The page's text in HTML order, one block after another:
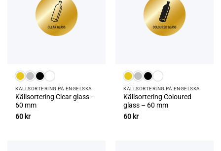
KÄLLSORTERING PÅ ENGELSKA
Källsortering Clear glass –
60 mm
60 kr
KÄLLSORTERING PÅ ENGELSKA
Källsortering Coloured
glass – 60 mm
60 kr